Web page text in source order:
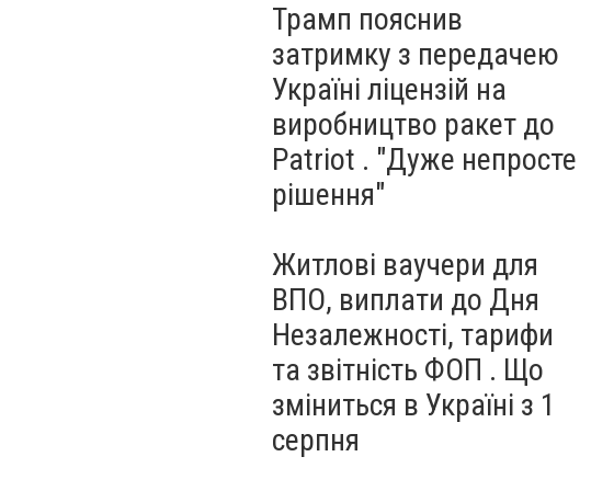
Трамп пояснив
затримку з передачею
Україні ліцензій на
виробництво ракет до
Patriot . "Дуже непросте
рішення"
Житлові ваучери для
ВПО, виплати до Дня
Незалежності, тарифи
та звітність ФОП . Що
зміниться в Україні з 1
серпня